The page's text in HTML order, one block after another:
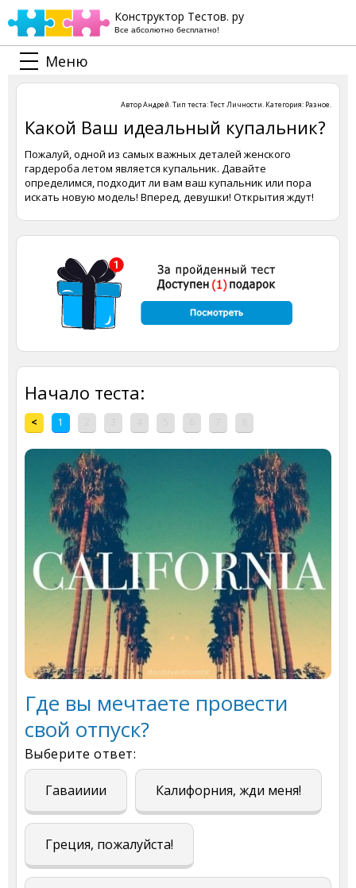
Конструктор Тестов. ру
Все абсолютно бесплатно!
Меню
АвторАндрей. Тип теста:Тест Личности. Категория: Разное.
Какой Ваш идеальный купальник?
Пожалуй, одной из самых важных деталей женского
гардероба летом является купальник. Давайте
определимся, подходит ли вам ваш купальник или пора
искать новую модель! Вперед, девушки! Открытия ждут!
Начало теста:
< 1
Где вы мечтаете провести
свой отпуск?
Выберите ответ:
Гаваииии Калифорния, жди меня!
Греция, пожалуйста!